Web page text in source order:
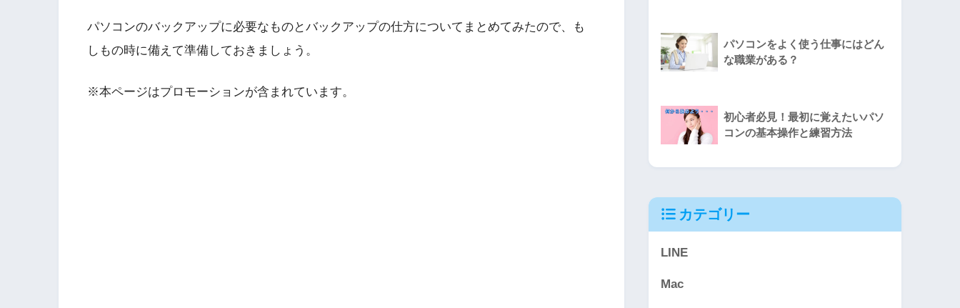
パソコンのバックアップに必要なものとバックアップの仕方についてまとめてみたので、も
しもの時に備えて準備しておきましょう。
※本ページはプロモーションが含まれています。
パソコンをよく使う仕事にはどん
な職業がある？
初心者必見！最初に覚えたいパソ
コンの基本操作と練習方法
カテゴリー
LINE
Mac